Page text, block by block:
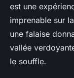
est une
imprenable sur
une falaise
vallée
le souffle.